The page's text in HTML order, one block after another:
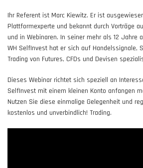
Ihr Referent ist Marc Kiewitz. Er ist
Plattformexperte und bekannt durch Vorträge
und in Webinaren. In seiner mehr als 12 Jahre
WH SelfInvest hat er sich auf Handelssignale,
Trading von Futures, CFDs und Devisen
Dieses Webinar richtet sich speziell an
SelfInvest mit einem kleinen Konto anfangen
Nutzen Sie diese einmalige Gelegenheit und
kostenlos und unverbindlich! Trading.